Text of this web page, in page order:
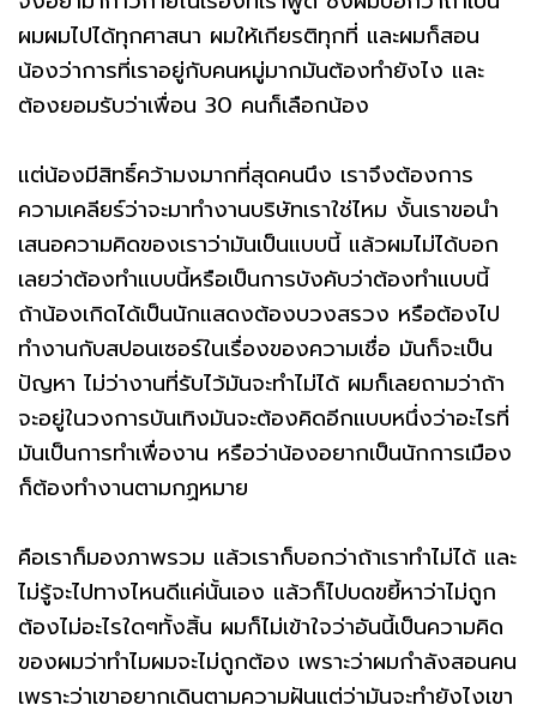
ผมผมไปได้ทุกศาสนา ผมให้เกียรติทุกที่ และผมก็สอน
น้องว่าการที่เราอยู่กับคนหมู่มากมันต้องทำยังไง และ
ต้องยอมรับว่าเพื่อน 30 คนก็เลือกน้อง
แต่น้องมีสิทธิ์คว้ามงมากที่สุดคนนึง เราจึงต้องการ
ความเคลียร์ว่าจะมาทำงานบริษัทเราใช่ไหม งั้นเราขอนำ
เสนอความคิดของเราว่ามันเป็นแบบนี้ แล้วผมไม่ได้บอก
เลยว่าต้องทำแบบนี้หรือเป็นการบังคับว่าต้องทำแบบนี้
ถ้าน้องเกิดได้เป็นนักแสดงต้องบวงสรวง หรือต้องไป
ทำงานกับสปอนเซอร์ในเรื่องของความเชื่อ มันก็จะเป็น
ปัญหา ไม่ว่างานที่รับไว้มันจะทำไม่ได้ ผมก็เลยถามว่าถ้า
จะอยู่ในวงการบันเทิงมันจะต้องคิดอีกแบบหนึ่งว่าอะไรที่
มันเป็นการทำเพื่องาน หรือว่าน้องอยากเป็นนักการเมือง
ก็ต้องทำงานตามกฏหมาย
คือเราก็มองภาพรวม แล้วเราก็บอกว่าถ้าเราทำไม่ได้ และ
ไม่รู้จะไปทางไหนดีแค่นั้นเอง แล้วก็ไปบดขยี้หาว่าไม่ถูก
ต้องไม่อะไรใดๆทั้งสิ้น ผมก็ไม่เข้าใจว่าอันนี้เป็นความคิด
ของผมว่าทำไมผมจะไม่ถูกต้อง เพราะว่าผมกำลังสอนคน
เพราะว่าเขาอยากเดินตามความฝันแต่ว่ามันจะทำยังไงเขา